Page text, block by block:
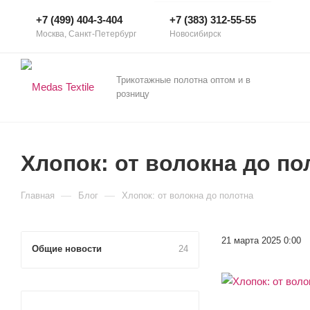
+7 (499) 404-3-404
Москва, Санкт-Петербург
+7 (383) 312-55-55
Новосибирск
Трикотажные полотна оптом и в
розницу
Хлопок: от волокна до
Главная — Блог — Хлопок: от волокна до полотна
21 марта 2025 0:00
Общие новости
24